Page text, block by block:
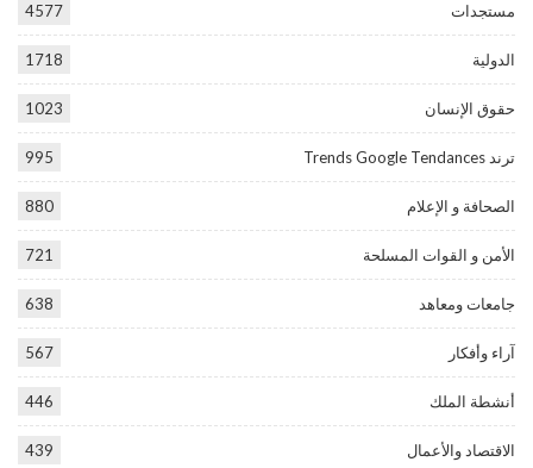
مستجدات 4577
الدولية 1718
حقوق الإنسان 1023
ترند Trends Google Tendances 995
الصحافة و الإعلام 880
الأمن و القوات المسلحة 721
جامعات ومعاهد 638
آراء وأفكار 567
أنشطة الملك 446
الاقتصاد والأعمال 439